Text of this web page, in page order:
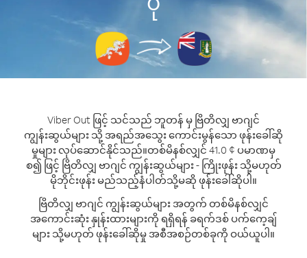
Viber Out ဖြင့် သင်သည် ဘူတန် မှ ဗြိတိလျှ ဗာဂျင်
ကျွန်းဆွယ်များ သို့ အရည်အသွေး ကောင်းမွန်သော ဖုန်းခေါ်ဆို
မှုများ လုပ်ဆောင်နိုင်သည်။တစ်မိနစ်လျှင် 41.0 ¢ ပမာဏမှ
စ၍ ဖြင့် ဗြိတိလျှ ဗာဂျင် ကျွန်းဆွယ်များ - ကြိုးဖုန်း သို့မဟုတ်
မိုဘိုင်းဖုန်း မည်သည့်နံပါတ်သို့မဆို ဖုန်းခေါ်ဆိုပါ။
ဗြိတိလျှ ဗာဂျင် ကျွန်းဆွယ်များ အတွက် တစ်မိနစ်လျှင်
အကောင်းဆုံး နှုန်းထားများကို ရရှိရန် ခရက်ဒစ် ပက်ကေ့ချ်
များ သို့မဟုတ် ဖုန်းခေါ်ဆိုမှု အစီအစဉ်တစ်ခုကို ဝယ်ယူပါ။